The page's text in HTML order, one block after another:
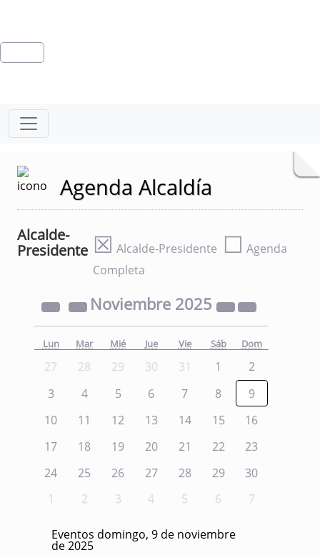
Agenda Alcaldía
Alcalde-
Presidente ☒ Alcalde-Presidente ☐ Agenda
Completa
Noviembre 2025
Lun Mar Mié Jue Vie Sáb Dom
27 28 29 30 31 1
2
3
4 5 6 7 8
9
10
11 12 13 14 15
16
17
18 19 20 21 22
23
24
25 26 27 28 29
30
1
2 3 4 5 6 7
Eventos domingo, 9 de noviembre
de 2025